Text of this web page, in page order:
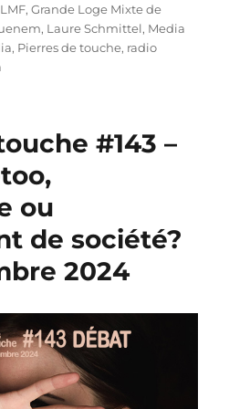
,Grande Loge Mixte de
, Laure Schmittel, Media
, Pierres de touche, radio
#143 –
ou
de société?
2024